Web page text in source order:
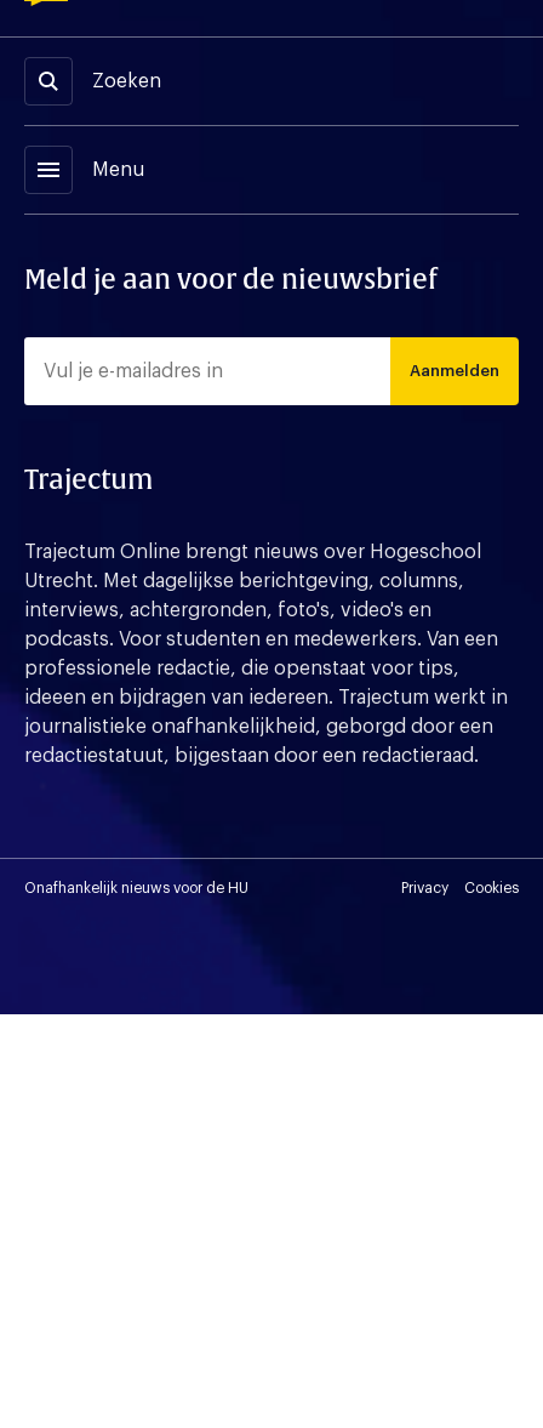
Zoeken
menu Menu
Meld je aan voor de nieuwsbrief
Aanmelden
Trajectum
Trajectum Online brengt nieuws over Hogeschool
Utrecht. Met dagelijkse berichtgeving, columns,
interviews, achtergronden, foto's, video's en
podcasts. Voor studenten en medewerkers. Van een
professionele redactie, die openstaat voor tips,
ideeen en bijdragen van iedereen. Trajectum werkt in
journalistieke onafhankelijkheid, geborgd door een
redactiestatuut, bijgestaan door een redactieraad.
Onafhankelijk nieuws voor de HU Privacy Cookies